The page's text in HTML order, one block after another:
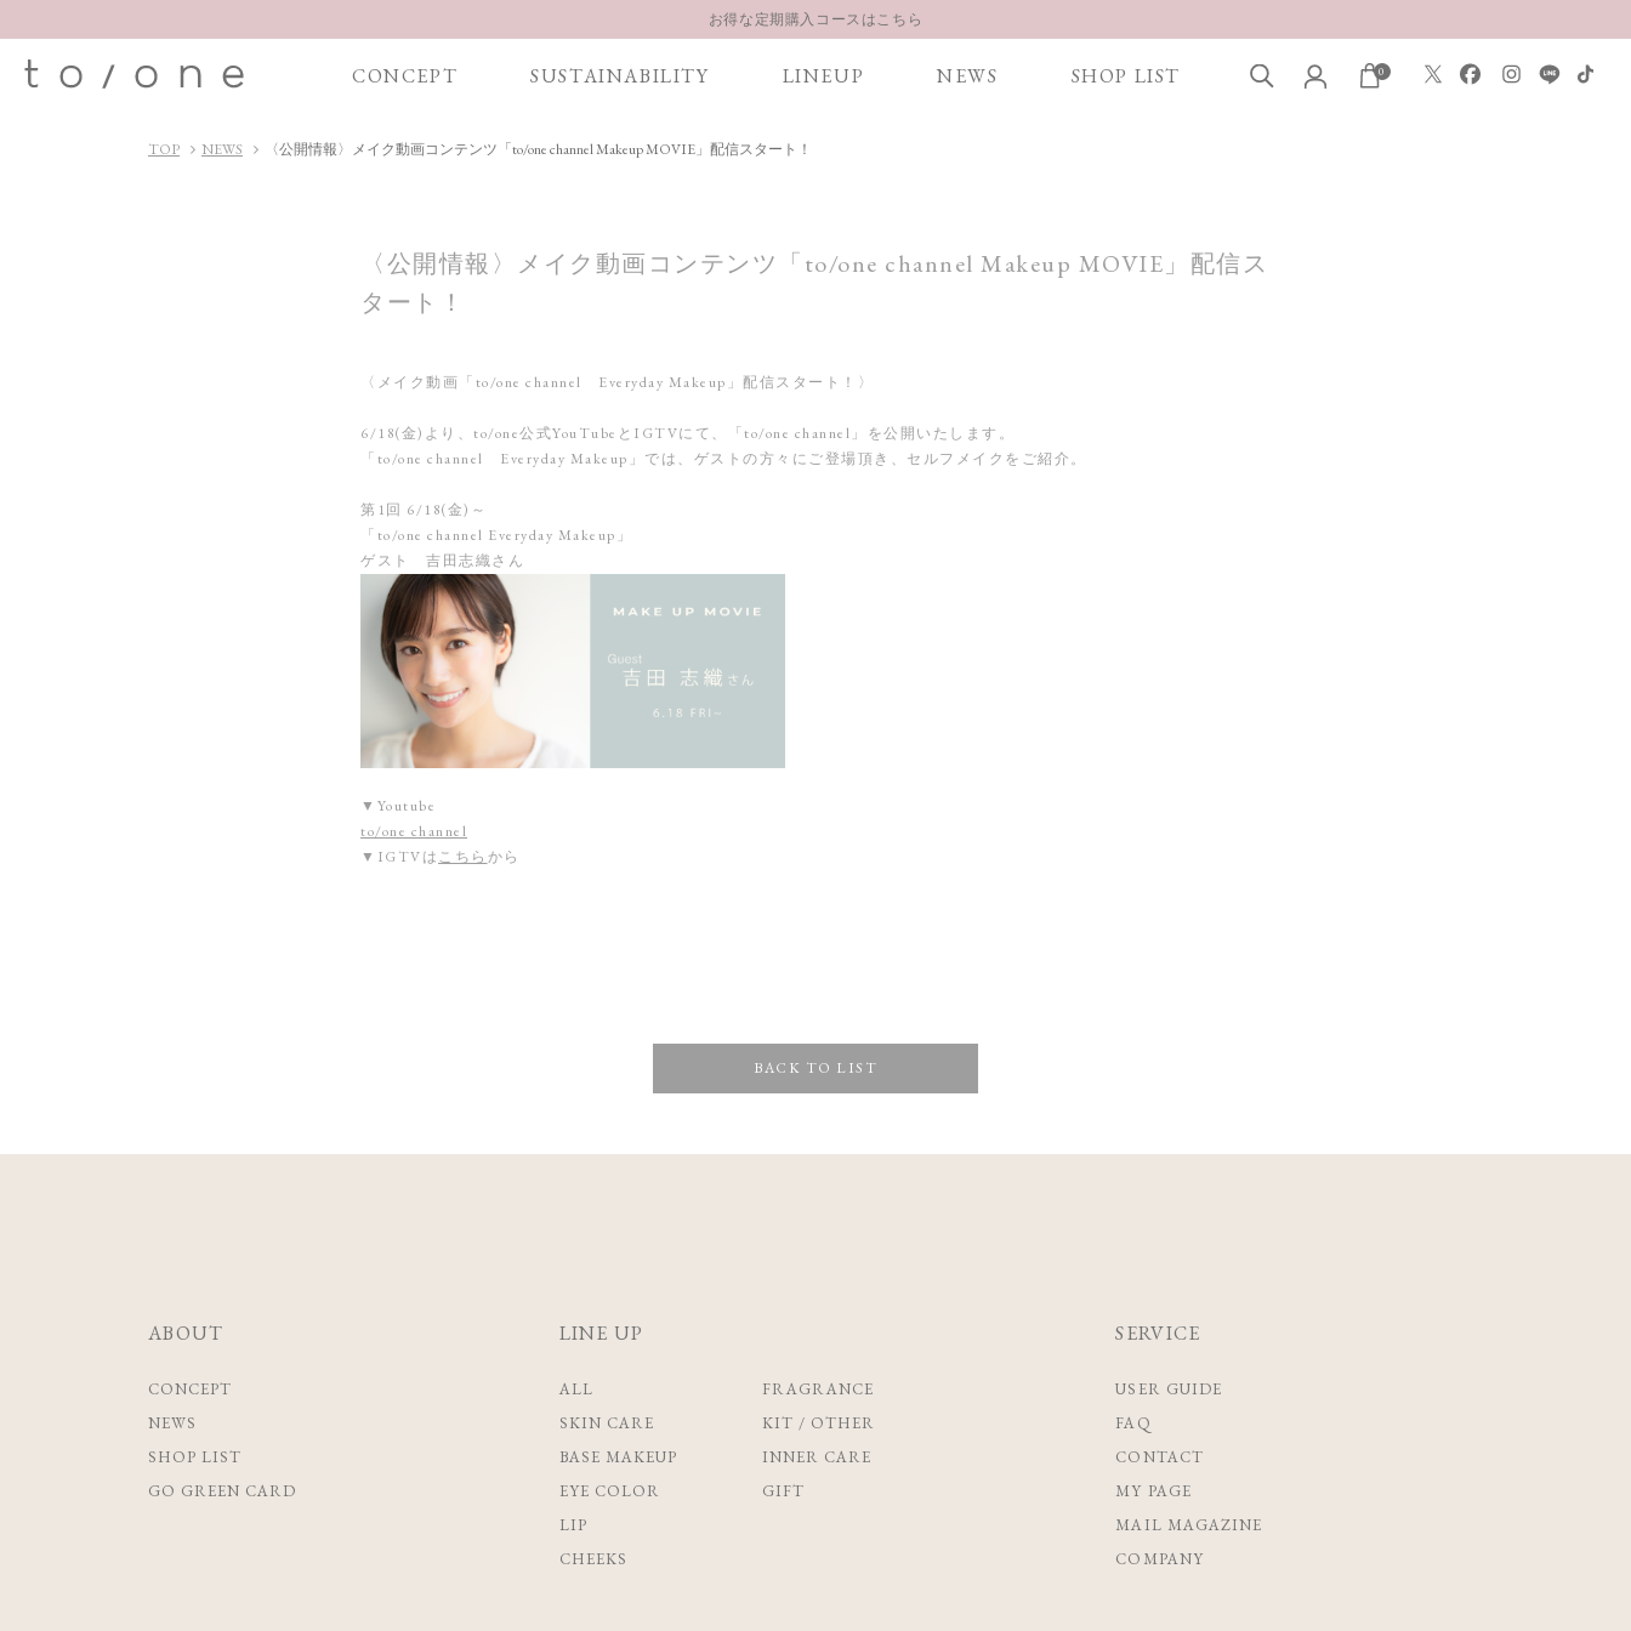
お得な定期購入コースはこちら
【重要】お盆期間中のお問い合わせと商品配送に関しまして
CONCEPT SUSTAINABILITY LINEUP NEWS SHOP LIST 0
TOP NEWS 〈公開情報〉メイク動画コンテンツ「to/one channel Makeup MOVIE」配信スタート！
〈公開情報〉メイク動画コンテンツ「to/one channel Makeup MOVIE」配信ス
タート！
〈メイク動画「to/one channel Everyday Makeup」配信スタート！〉
6/18(金)より、to/one公式YouTubeとIGTVにて、「to/one channel」を公開いたします。
「to/one channel Everyday Makeup」では、ゲストの方々にご登場頂き、セルフメイクをご紹介。
第1回 6/18(金)～
「to/one channel Everyday Makeup」
ゲスト 吉田志織さん
▼Youtube
to/one channel
▼IGTVはこちら から
BACK TO LIST
ABOUT
CONCEPT
NEWS
SHOP LIST
GO GREEN CARD
LINE UP
ALL
SKIN CARE
BASE MAKEUP
EYE COLOR
LIP
CHEEKS
FRAGRANCE
KIT / OTHER
INNER CARE
GIFT
SERVICE
USER GUIDE
FAQ
CONTACT
MY PAGE
MAIL MAGAZINE
COMPANY